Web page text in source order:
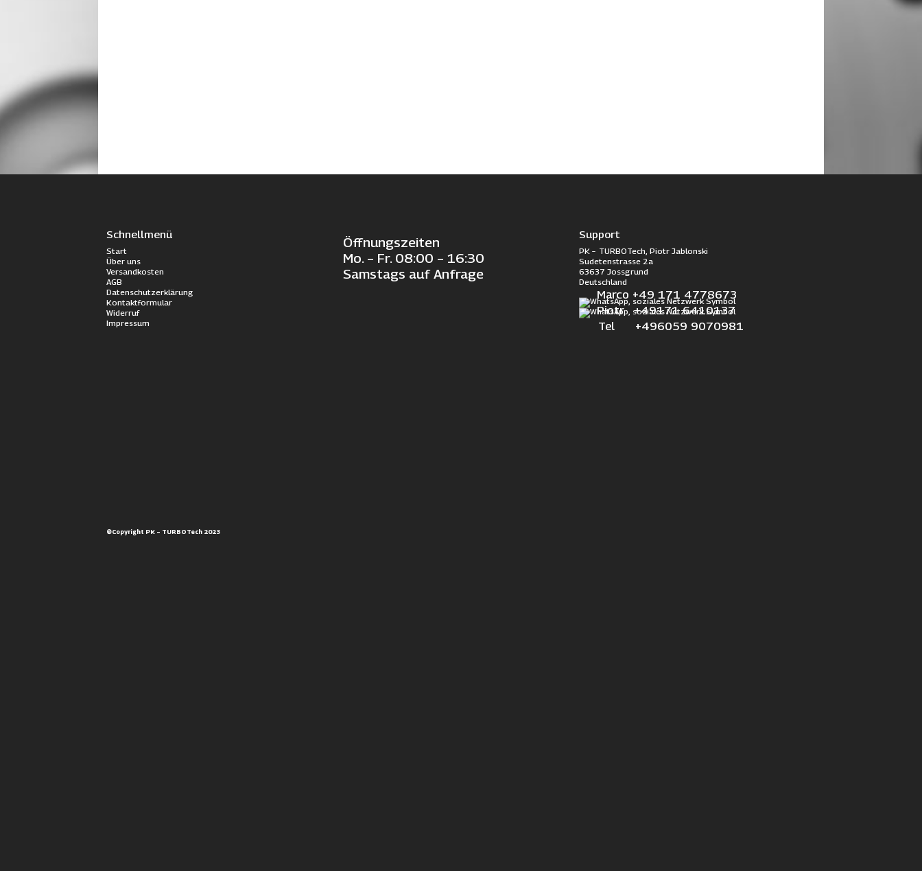
Schnellmenü
Start
Über uns
Versandkosten
AGB
Datenschutzerklärung
Kontaktformular
Widerruf
Impressum
Öffnungszeiten
Mo. – Fr. 08:00 – 16:30
Samstags auf Anfrage
Support
PK – TURBOTech, Piotr Jablonski
Sudetenstrasse 2a
63637 Jossgrund
Deutschland
Marco +49 171 4778673
Piotr +49171 6410137
Tel +496059 9070981
©Copyright PK – TURBOTech 2023